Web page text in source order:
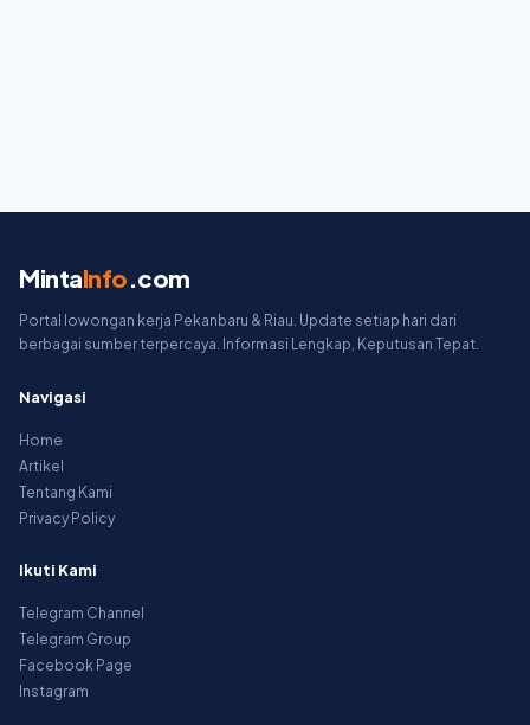
MintaInfo.com
Portal lowongan kerja Pekanbaru & Riau. Update setiap hari dari
berbagai sumber terpercaya. Informasi Lengkap, Keputusan Tepat.
Navigasi
Home
Artikel
Tentang Kami
Privacy Policy
Ikuti Kami
Telegram Channel
Telegram Group
Facebook Page
Instagram